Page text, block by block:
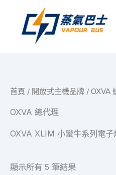
首頁 / 開放式主機品牌 / OXVA
OXVA 總代理
OXVA XLIM 小蠻牛系列電子
顯示所有 5 筆結果